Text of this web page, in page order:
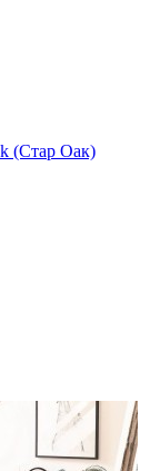
(Стар Оак)